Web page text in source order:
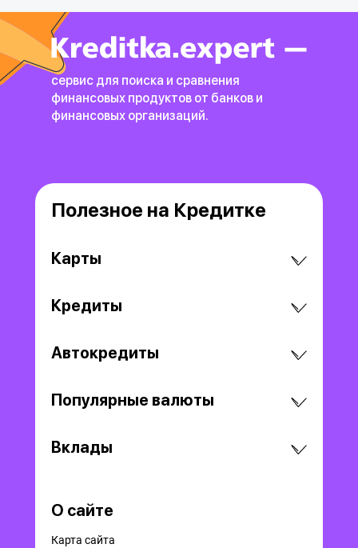
сервис для поиска и сравнения
финансовых продуктов от банков и
финансовых организаций.
Полезное на Кредитке
Карты
Кредиты
Автокредиты
Популярные валюты
Вклады
О сайте
Карта сайта